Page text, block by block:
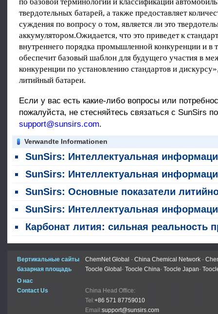
твердотельных батарей, а также предоставляет
суждения по вопросу о том, является ли это
аккумулятором.Ожидается, что это приведет к
внутреннего порядка промышленной конкуренции и в
обеспечит базовый шаблон для будущего участия в
конкуренции по установлению стандартов и
литийный батареи.
Если у вас есть какие-либо вопросы или
пожалуйста, не стесняйтесь связаться с SunSirs
support@sunsirs.com.
Verwandte Informationen
SunSirs: Интеллектуальная информация о сырьевых товарах химической промышленности (6 августа
SunSirs: Интеллектуальная информация о сырьевых товарах в химической промышленности (5 августа 2026
SunSirs: Основные показатели литийного карбоната укрепились, но цены продолжали
SunSirs: Интеллектуальная информация о сырьевых товарах в химической промышленности (30 июля
Карбонат лития: сильная реальность против слабых прогнозов, вызванных
Вертикальные сайты ChemNet Global - China Chemical Network -
базарная площадь
Toocle Global - Toocle China- Toocle Japan-
О нас
Contact Us
China Head Office:
Tel:+86 571 87759010
Email:support@sunsirs.com